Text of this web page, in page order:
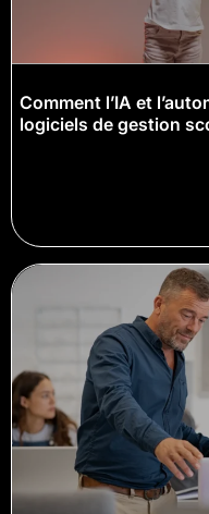
Comment l’IA et
logiciels de gestion